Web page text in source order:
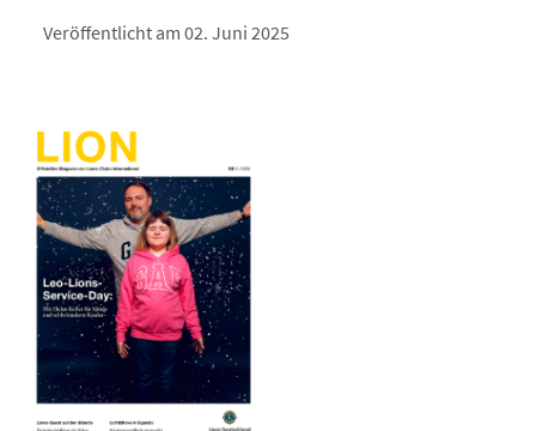
Veröffentlicht am 02. Juni 2025